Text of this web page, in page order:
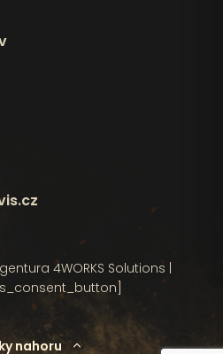
4WORKS Solutions
nahoru